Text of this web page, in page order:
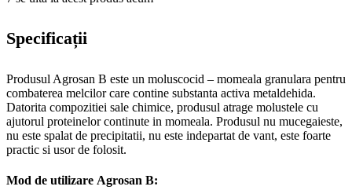
Specificații
Produsul Agrosan B este un moluscocid – momeala granulara pentru
combaterea melcilor care contine substanta activa metaldehida.
Datorita compozitiei sale chimice, produsul atrage molustele cu
ajutorul proteinelor continute in momeala. Produsul nu mucegaieste,
nu este spalat de precipitatii, nu este indepartat de vant, este foarte
practic si usor de folosit.
Mod de utilizare Agrosan B: